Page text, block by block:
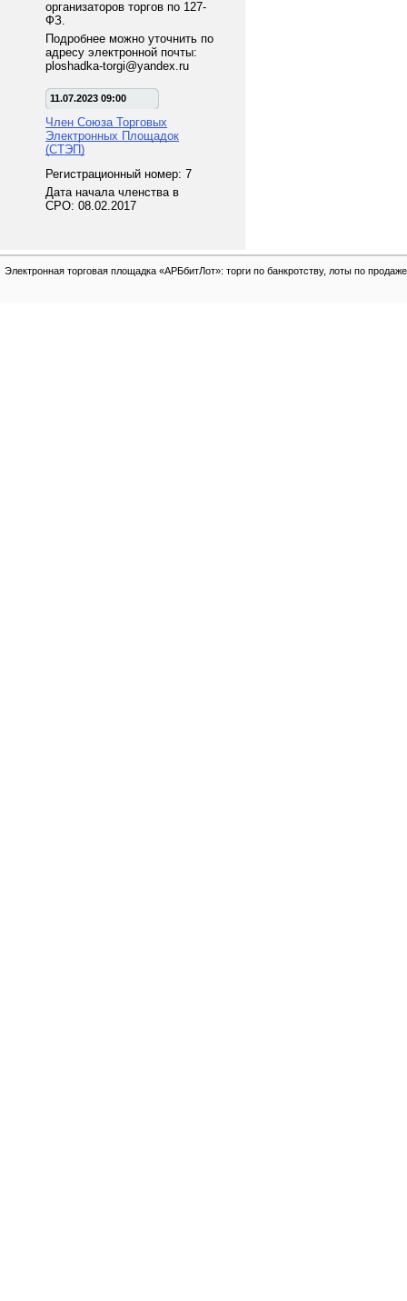
организаторов торгов по 127-
ФЗ.
Подробнее можно уточнить по
адресу электронной почты:
ploshadka-torgi@yandex.ru
11.07.2023 09:00
Член Союза Торговых
Электронных Площадок
(СТЭП)
Регистрационный номер: 7
Дата начала членства в
СРО: 08.02.2017
Электронная торговая площадка «АРБбитЛот»: торги по банкротству, лоты по